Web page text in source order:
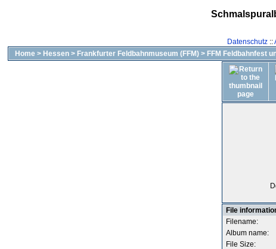
Datenschutz::
Home > Hessen > Frankfurter Feldbahnmuseum (FFM) > FFM Feldbahnfest
File
Filename:
Album name:
File Size: